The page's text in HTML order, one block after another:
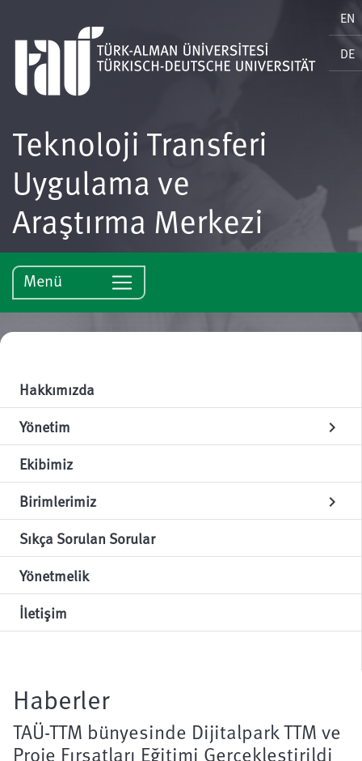
EN
DE
Teknoloji Transferi
Uygulama ve
Araştırma Merkezi
Menü
Hakkımızda
Yönetim
chevron_right
Ekibimiz
Birimlerimiz
chevron_right
Sıkça Sorulan Sorular
Yönetmelik
İletişim
Haberler
TAÜ-TTM bünyesinde Dijitalpark TTM ve
Proje Fırsatları Eğitimi Gerçekleştirildi